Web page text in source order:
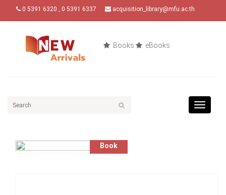
0 5391 6320 , 0 5391 6337 acquisition_library@mfu.ac.th
Books eBooks
Toggle
Book